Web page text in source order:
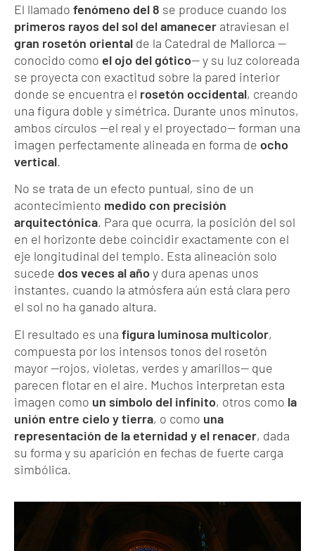
El llamado fenómeno del 8 se produce cuando los
primeros rayos del sol del amanecer atraviesan el
gran rosetón oriental de la Catedral de Mallorca —
conocido como el ojo del gótico— y su luz coloreada
se proyecta con exactitud sobre la pared interior
donde se encuentra el rosetón occidental, creando
una figura doble y simétrica. Durante unos minutos,
ambos círculos —el real y el proyectado— forman una
imagen perfectamente alineada en forma de ocho
vertical.
No se trata de un efecto puntual, sino de un
acontecimiento medido con precisión
arquitectónica. Para que ocurra, la posición del sol
en el horizonte debe coincidir exactamente con el
eje longitudinal del templo. Esta alineación solo
sucede dos veces al añoy dura apenas unos
instantes, cuando la atmósfera aún está clara pero
el sol no ha ganado altura.
El resultado es una figura luminosa multicolor,
compuesta por los intensos tonos del rosetón
mayor —rojos, violetas, verdes y amarillos— que
parecen flotar en el aire. Muchos interpretan esta
imagen como un símbolo del infinito, otros como la
unión entre cielo y tierra, o como una
representación de la eternidad y el renacer, dada
su forma y su aparición en fechas de fuerte carga
simbólica.